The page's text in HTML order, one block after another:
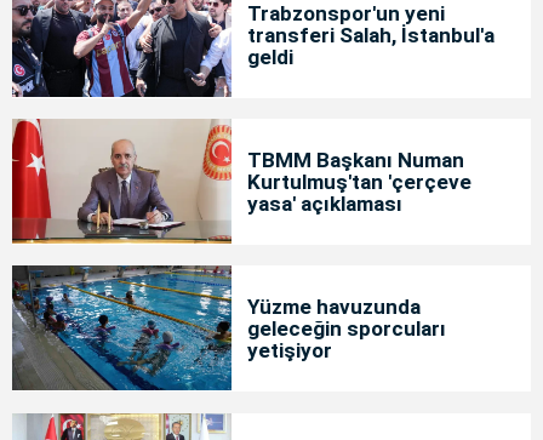
Trabzonspor'un yeni
transferi Salah, İstanbul'a
geldi
TBMM Başkanı Numan
Kurtulmuş'tan 'çerçeve
yasa' açıklaması
Yüzme havuzunda
geleceğin sporcuları
yetişiyor